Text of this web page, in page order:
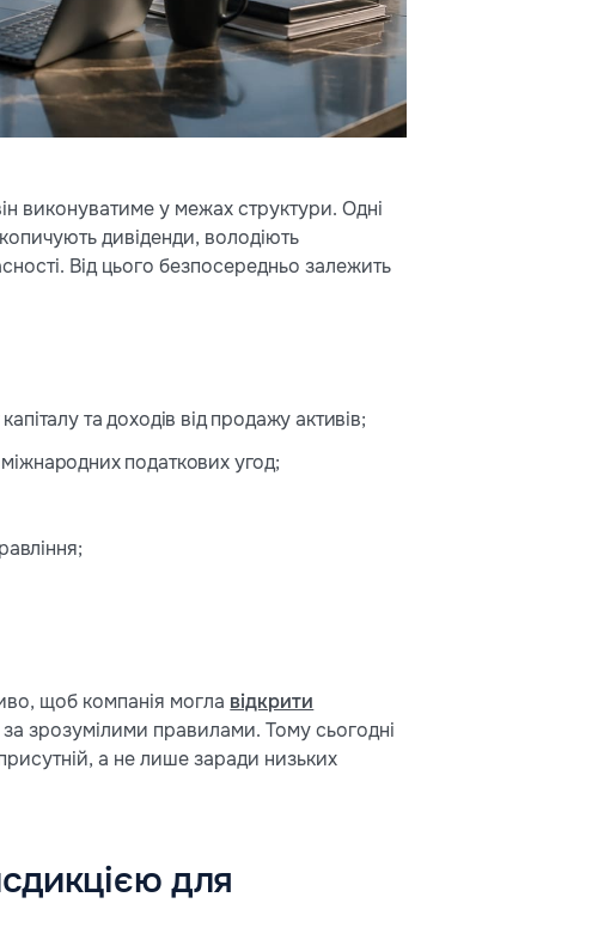
виконуватиме у межах структури. Одні
дивіденди, володіють
Від цього безпосередньо залежить
та доходів від продажу активів;
податкових угод;
щоб компанія могла відкрити
зрозумілими правилами. Тому сьогодні
а не лише заради низьких
для